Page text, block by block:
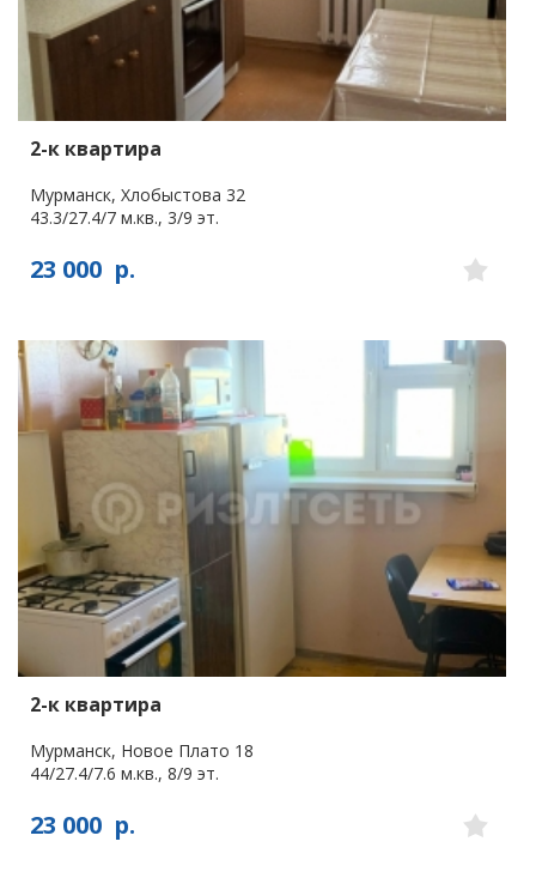
2-к квартира
Мурманск, Хлобыстова 32
43.3/27.4/7 м.кв., 3/9 эт.
23 000 р.
2-к квартира
Мурманск, Новое Плато 18
44/27.4/7.6 м.кв., 8/9 эт.
23 000 р.